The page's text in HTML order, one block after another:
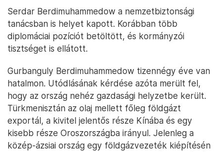
Serdar Berdimuhammedow a nemzetbiztonsági
tanácsban is helyet kapott. Korábban több
diplomáciai pozíciót betöltött, és kormányzói
tisztséget is ellátott.
Gurbanguly Berdimuhammedow tizennégy éve van
hatalmon. Utódlásának kérdése azóta merült fel,
hogy az ország nehéz gazdasági helyzetbe került.
Türkmenisztán az olaj mellett főleg földgázt
exportál, a kivitel jelentős része Kínába és egy
kisebb része Oroszországba irányul. Jelenleg a
közép-ázsiai ország egy földgázvezeték kiépítésén